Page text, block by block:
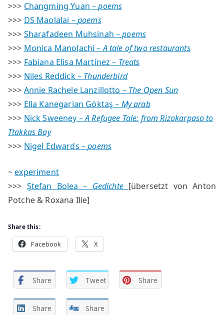
>>> Changming Yuan –poems
>>> DS Maolalai –poems
>>> Sharafadeen Muhsinah –poems
>>> Monica Manolachi –A tale of two restaurants
>>> Fabiana Elisa Martínez – Treats
>>> Niles Reddick – Thunderbird
>>> Annie Rachele Lanzillotto – The Open Sun
>>> Ella Kanegarian Göktaş – My arab
>>> Nick Sweeney –A Refugee Tale: from Rizokarpaso to
Ttakkas Bay
>>> Nigel Edwards –poems
~experiment
>>> Ştefan Bolea – Gedichte [übersetzt von Anton
Potche & Roxana Ilie]
Share this:
Facebook X
Share Tweet Share
Share Share